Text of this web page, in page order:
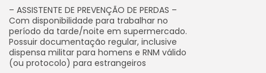
– ASSISTENTE DE PREVENÇÃO DE PERDAS –
Com disponibilidade para trabalhar no
período da tarde/noite em supermercado.
Possuir documentação regular, inclusive
dispensa militar para homens e RNM válido
(ou protocolo) para estrangeiros